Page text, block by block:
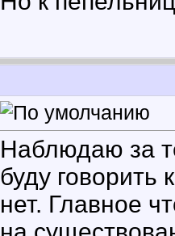
Наблюдаю за
буду говорить
нет. Главное